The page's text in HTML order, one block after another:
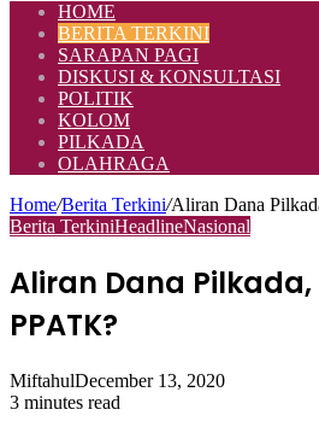
HOME
BERITA TERKINI
SARAPAN PAGI
DISKUSI & KONSULTASI
POLITIK
KOLOM
PILKADA
OLAHRAGA
Home/Berita Terkini/Aliran Dana
Berita TerkiniHeadlineNasional
Aliran Dana
PPATK?
MiftahulDecember 13, 2020
3 minutes read